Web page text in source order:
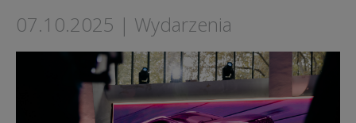
07.10.2025 | Wydarzenia